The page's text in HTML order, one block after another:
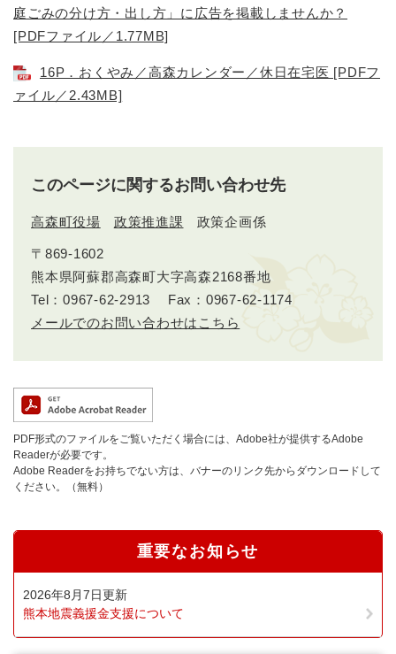
庭ごみの分け方・出し方」に広告を掲載しませんか？
[PDFファイル／1.77MB]
16P．おくやみ／高森カレンダー／休日在宅医 [PDFフ
ァイル／2.43MB]
このページに関するお問い合わせ先
高森町役場 政策推進課 政策企画係
〒869-1602
熊本県阿蘇郡高森町大字高森2168番地
Tel：0967-62-2913
Fax：0967-62-1174
メールでのお問い合わせはこちら
PDF形式のファイルをご覧いただく場合には、Adobe社が提供するAdobe
Readerが必要です。
Adobe Readerをお持ちでない方は、バナーのリンク先からダウンロードして
ください。（無料）
重要なお知らせ
2026年8月7日更新
熊本地震義援金支援について